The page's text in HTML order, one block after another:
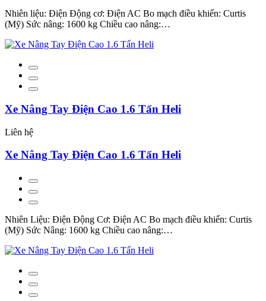
Nhiên liệu: Điện Động cơ: Điện AC Bo mạch điều khiển: Curtis
(Mỹ) Sức nâng: 1600 kg Chiều cao nâng:…
Xe Nâng Tay Điện Cao 1.6 Tấn Heli
Liên hệ
Xe Nâng Tay Điện Cao 1.6 Tấn Heli
Nhiên Liệu: Điện Động Cơ: Điện AC Bo mạch điều khiển: Curtis
(Mỹ) Sức Nâng: 1600 kg Chiều cao nâng:…